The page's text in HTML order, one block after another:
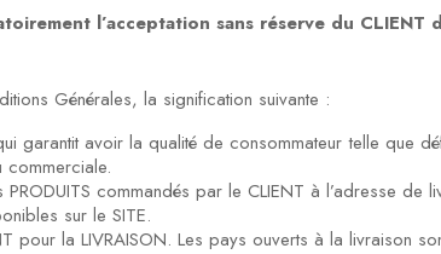
l’acceptation sans réserve du
Générales, la signification suivante :
garantit avoir la qualité de consommateur telle que
commerciale.
commandés par le CLIENT à l’adresse de
sur le SITE.
pour la LIVRAISON. Les pays ouverts à la livraison